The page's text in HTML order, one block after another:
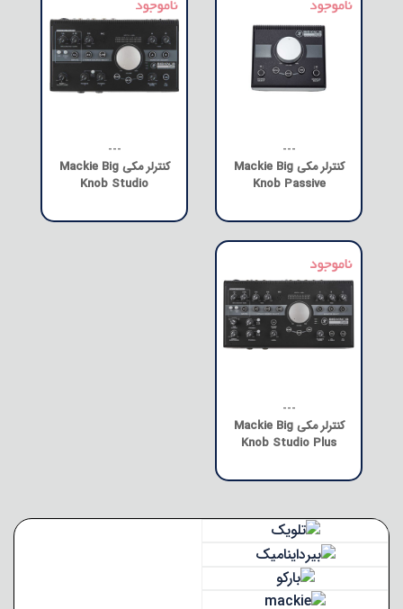
---
کنترلر مکی Mackie Big
Knob Passive
---
کنترلر مکی Mackie Big
Knob Studio
---
کنترلر مکی Mackie Big
Knob Studio Plus